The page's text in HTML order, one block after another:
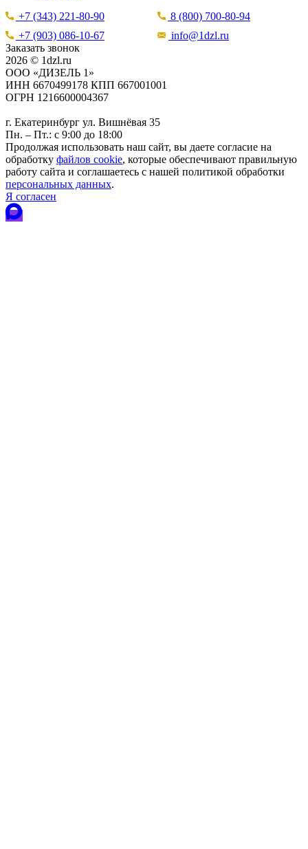
+7 (343) 221-80-90
8 (800) 700-80-94
+7 (903) 086-10-67
info@1dzl.ru
Заказать звонок
2026 © 1dzl.ru
ООО «ДИЗЕЛЬ 1»
ИНН 6670499178 КПП 667001001
ОГРН 1216600004367
г. Екатеринбург ул. Вишнёвая 35
Пн. – Пт.: с 9:00 до 18:00
Продолжая использовать наш сайт, вы даете согласие на
обработку файлов cookie, которые обеспечивают правильную
работу сайта и соглашаетесь с нашей политикой обработки
персональных данных.
Я согласен